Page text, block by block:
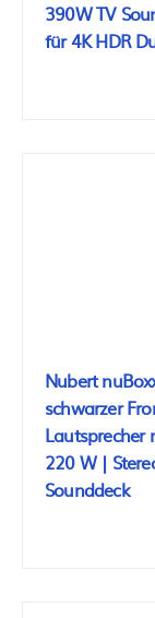
390W TV
für 4K HDR
Nubert
schwarzer
Lautsprecher
220 W |
Sounddeck